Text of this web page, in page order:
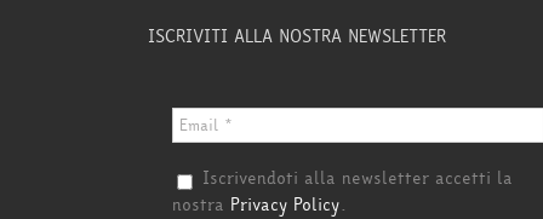
ISCRIVITI ALLA NOSTRA NEWSLETTER
Iscrivendoti alla newsletter accetti la
nostra Privacy Policy.